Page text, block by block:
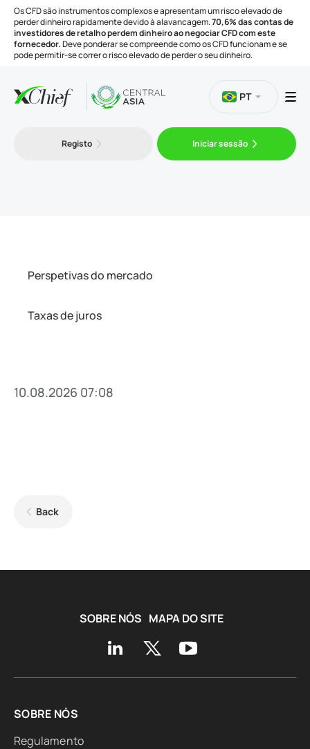
Os CFD são instrumentos complexos e apresentam um risco elevado de
perder dinheiro rapidamente devido à alavancagem.70,6% das contas de
investidores de retalho perdem dinheiro ao negociar CFD com este
fornecedor.Deve ponderar se compreende como os CFD funcionam e se
pode permitir-se correr o risco elevado de perder o seu dinheiro.
Negociação
PT
Registo Iniciar sessão
Perspetivas do mercado
Taxas de juros
10.08.2026 07:08
Back
SOBRE NÓS MAPA DO SITE
SOBRE NÓS
Regulamento